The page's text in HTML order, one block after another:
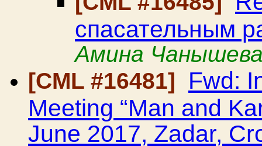
спасательным
Амина
[CML #16481]
Fwd:
Meeting “Man and
June 2017, Zadar,